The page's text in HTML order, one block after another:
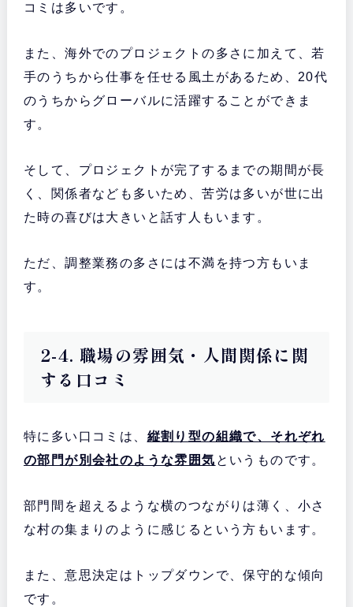
コミは多いです。
また、海外でのプロジェクトの多さに加えて、若
手のうちから仕事を任せる風土があるため、20代
のうちからグローバルに活躍することができま
す。
そして、プロジェクトが完了するまでの期間が長
く、関係者なども多いため、苦労は多いが世に出
た時の喜びは大きいと話す人もいます。
ただ、調整業務の多さには不満を持つ方もいま
す。
2-4. 職場の雰囲気・人間関係に関
する口コミ
特に多い口コミは、 縦割り型の組織で、それぞれ
の部門が別会社のような雰囲気 というものです。
部門間を超えるような横のつながりは薄く、小さ
な村の集まりのように感じるという方もいます。
また、意思決定はトップダウンで、保守的な傾向
です。